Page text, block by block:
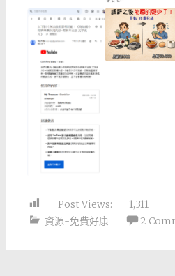
Post Views:
1,311
資源-免費好康
2